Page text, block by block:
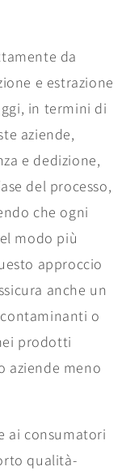
da
e estrazione
in termini di
aziende,
e dedizione,
del processo,
che ogni
modo più
approccio
anche un
o
prodotti
aziende meno
ai consumatori
qualità-